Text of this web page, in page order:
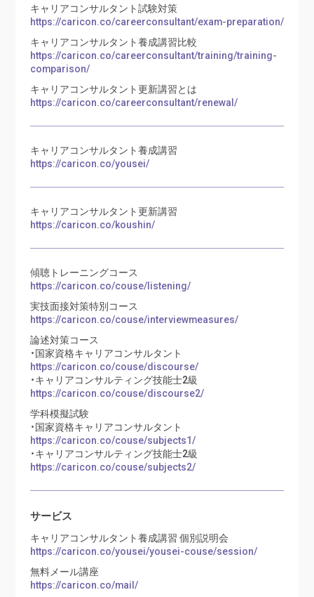
キャリアコンサルタント試験対策
https://caricon.co/careerconsultant/exam-preparation/
キャリアコンサルタント養成講習比較
https://caricon.co/careerconsultant/training/training-
comparison/
キャリアコンサルタント更新講習とは
https://caricon.co/careerconsultant/renewal/
キャリアコンサルタント養成講習
https://caricon.co/yousei/
キャリアコンサルタント更新講習
https://caricon.co/koushin/
傾聴トレーニングコース
https://caricon.co/couse/listening/
実技面接対策特別コース
https://caricon.co/couse/interviewmeasures/
論述対策コース
・国家資格キャリアコンサルタント
https://caricon.co/couse/discourse/
・キャリアコンサルティング技能士2級
https://caricon.co/couse/discourse2/
学科模擬試験
・国家資格キャリアコンサルタント
https://caricon.co/couse/subjects1/
・キャリアコンサルティング技能士2級
https://caricon.co/couse/subjects2/
サービス
キャリアコンサルタント養成講習 個別説明会
https://caricon.co/yousei/yousei-couse/session/
無料メール講座
https://caricon.co/mail/